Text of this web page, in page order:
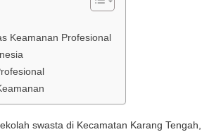
Keamanan Profesional
swasta di Kecamatan Karang Tengah,